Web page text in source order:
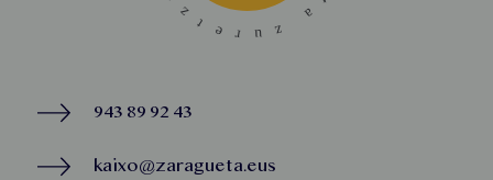
943 89 92 43
kaixo@zaragueta.eus